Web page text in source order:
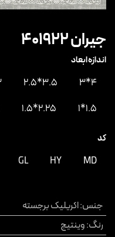
جیران 401922
اندازه ابعاد
4*3
3.5*2.5
1.5*1
2.25*1.5
کد
MD
HY
GL
جنس:اکریلیک برجسته
رنگ:وینتیج